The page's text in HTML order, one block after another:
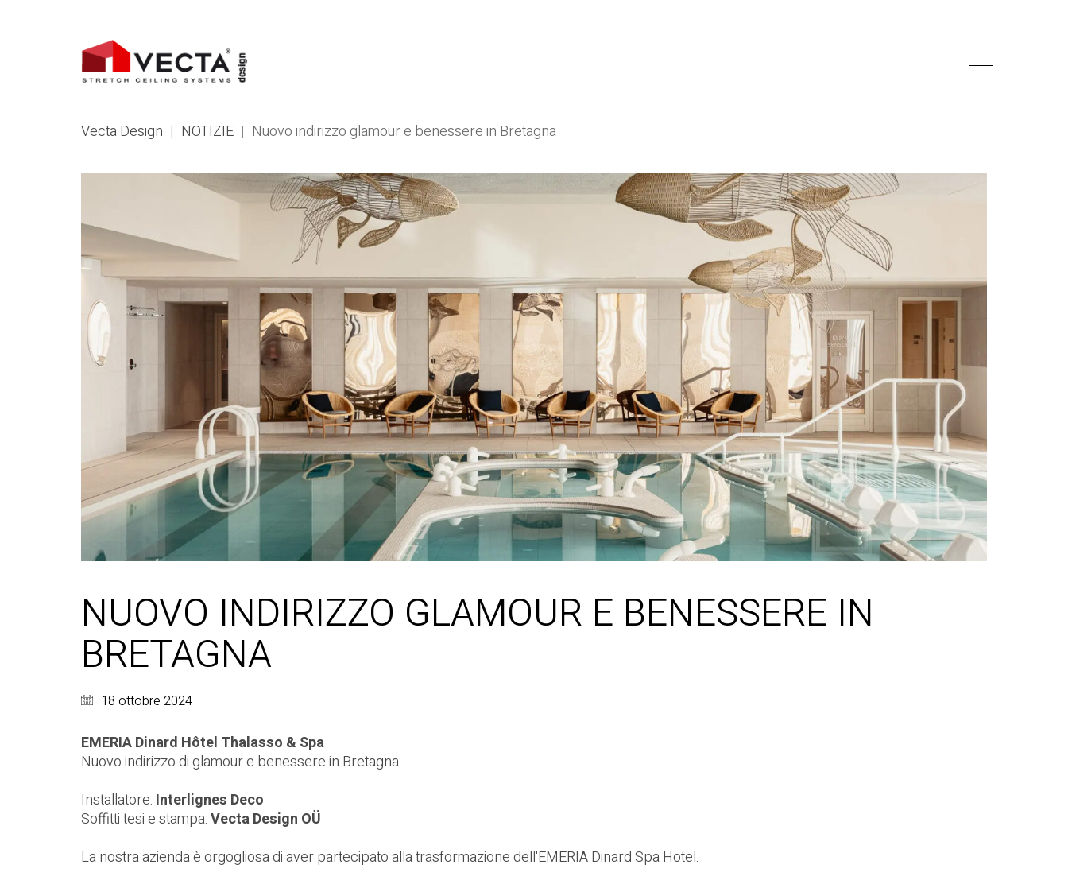
Vecta Design | NOTIZIE | Nuovo indirizzo glamour e benessere in Bretagna
NUOVO INDIRIZZO GLAMOUR E BENESSERE IN
BRETAGNA
18 ottobre 2024
EMERIA Dinard Hôtel Thalasso & Spa
Nuovo indirizzo di glamour e benessere in Bretagna
Installatore: Interlignes Deco
Soffitti tesi e stampa:Vecta Design OÜ
La nostra azienda è orgogliosa di aver partecipato alla trasformazione dell'EMERIA Dinard Spa Hotel.